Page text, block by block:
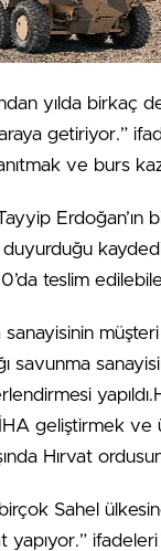
yılda birkaç
araya getiriyor.”
ve burs
teslim
müşteri
savunma
geliştirmek ve
Hırvat
Sahel
ifadeleri